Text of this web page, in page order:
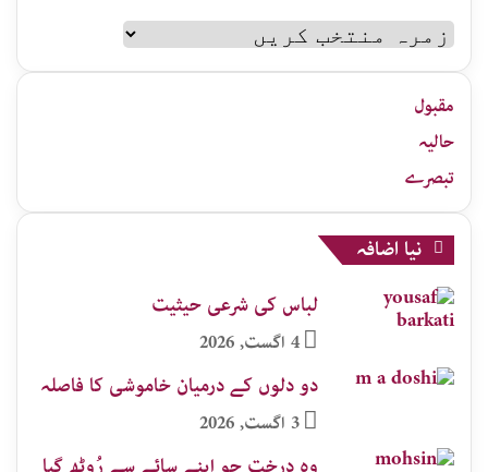
سلام
اردو
زمرہ
جات
مقبول
حالیہ
تبصرے
نیا اضافہ
لباس کی شرعی حیثیت
4 اگست, 2026
دو دلوں کے درمیان خاموشی کا فاصلہ
3 اگست, 2026